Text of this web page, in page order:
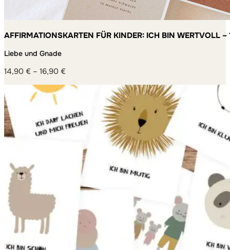
AFFIRMATIONSKARTEN FÜR KINDER: ICH BIN WERTVOLL
Liebe und Gnade
14,90 € – 16,90 €
14,90 €
16,90 €